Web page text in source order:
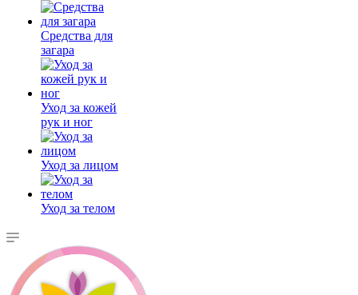
Средства для
загара
Уход за кожей
рук и ног
Уход за лицом
Уход за телом